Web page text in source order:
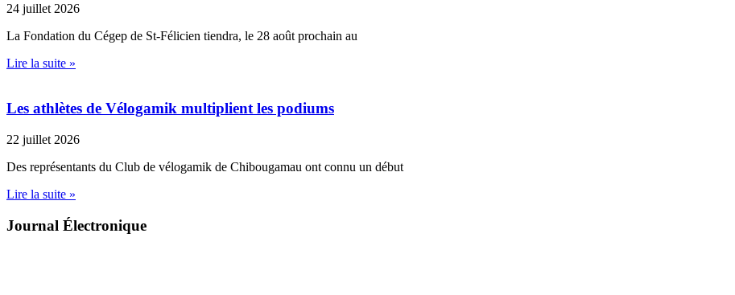
24 juillet 2026
La Fondation du Cégep de St-Félicien tiendra, le 28 août prochain au
Lire la suite »
Les athlètes de Vélogamik multiplient les podiums
22 juillet 2026
Des représentants du Club de vélogamik de Chibougamau ont connu un début
Lire la suite »
Journal Électronique